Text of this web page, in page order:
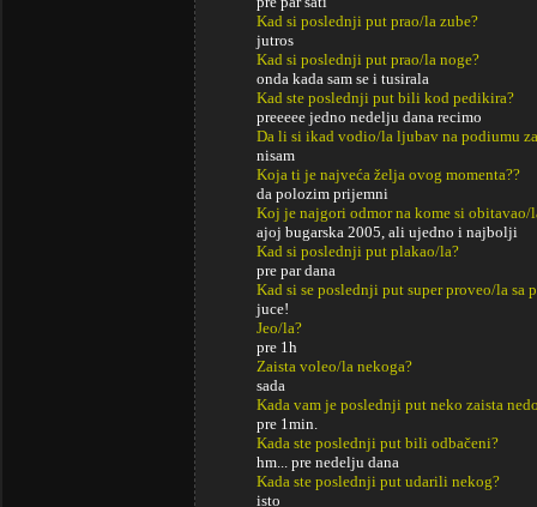
Kad si poslednji put prao/la zube?
jutros
Kad si poslednji put prao/la noge?
onda kada sam se i tusirala
Kad ste poslednji put bili kod pedikira?
preeeee jedno nedelju dana recimo
Da li si ikad vodio/la ljubav na podiumu
nisam
Koja ti je najveća želja ovog momenta??
da polozim prijemni
Koj je najgori odmor na kome si obitavao/
ajoj bugarska 2005, ali ujedno i najbolji
Kad si poslednji put plakao/la?
pre par dana
Kad si se poslednji put super proveo/la sa
juce!
Jeo/la?
pre 1h
Zaista voleo/la nekoga?
sada
Kada vam je poslednji put neko zaista
pre 1min.
Kada ste poslednji put bili odbačeni?
hm... pre nedelju dana
Kada ste poslednji put udarili nekog?
isto